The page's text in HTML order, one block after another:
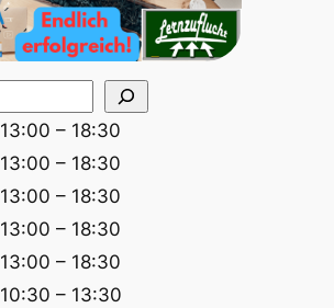
13:00 – 18:30
13:00 – 18:30
13:00 – 18:30
13:00 – 18:30
13:00 – 18:30
10:30 – 13:30